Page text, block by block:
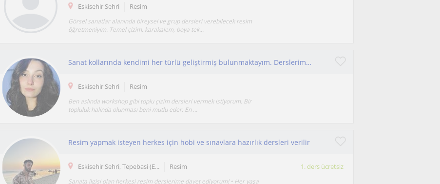
Eskisehir Sehri Resim
Görsel sanatlar alanında bireysel ve grup dersleri verebilecek resim
öğretmeniyim. Temel çizim, karakalem, boya tek...
Sanat kollarında kendimi her türlü geliştirmiş bulunmaktayım. Derslerim küçük çocuklar ve yetişkinlere bile hitap edebilecek.
Eskisehir Sehri Resim
Ben aslında workshop gibi toplu çizim dersleri vermek istiyorum. Bir
topluluk halinda olunması beni mutlu eder. En ...
Resim yapmak isteyen herkes için hobi ve sınavlara hazırlık dersleri verilir
Eskisehir Sehri, Tepebasi (E... Resim 1. ders ücretsiz
Sanata ilgisi olan herkesi resim derslerime davet ediyorum! • Her yaşa